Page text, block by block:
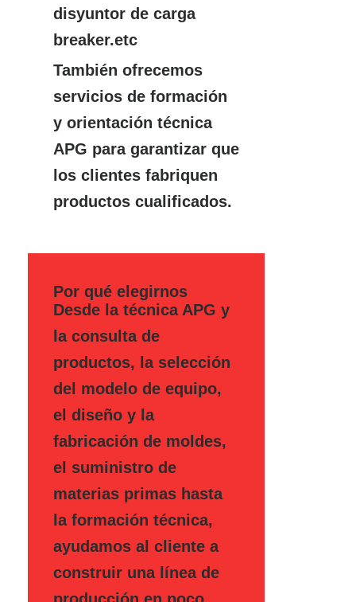
disyuntor de carga
breaker.etc
También ofrecemos
servicios de formación
y orientación técnica
APG para garantizar que
los clientes fabriquen
productos cualificados.
Por qué elegirnos
Desde la técnica APG y
la consulta de
productos, la selección
del modelo de equipo,
el diseño y la
fabricación de moldes,
el suministro de
materias primas hasta
la formación técnica,
ayudamos al cliente a
construir una línea de